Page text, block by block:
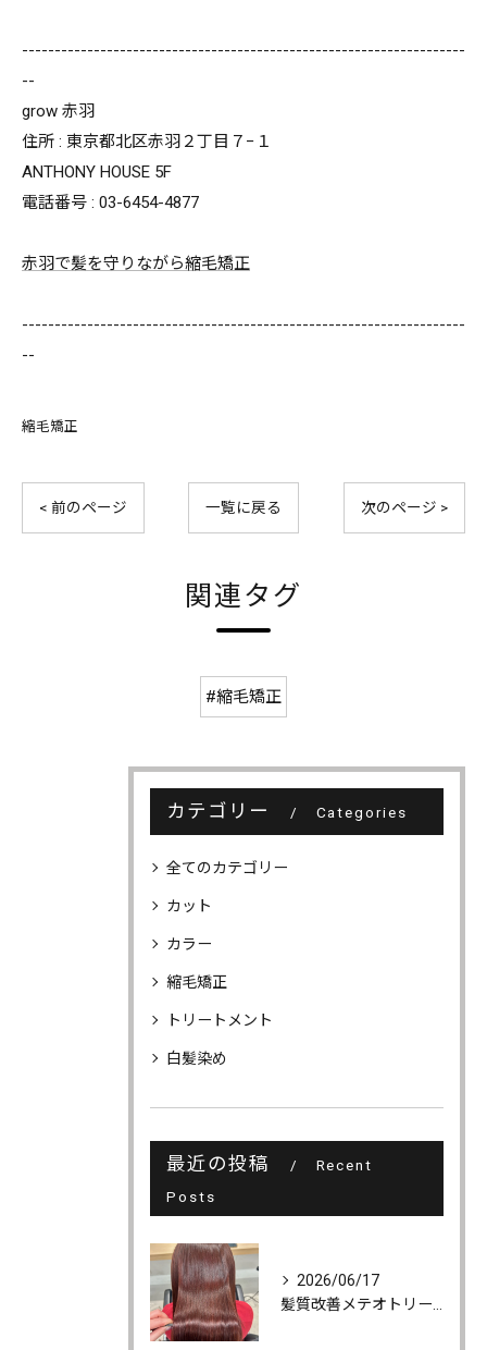
--------------------------------------------------------------------
--
grow 赤羽
住所 : 東京都北区赤羽２丁目７−１
ANTHONY HOUSE 5F
電話番号 : 03-6454-4877
赤羽で髪を守りながら縮毛矯正
--------------------------------------------------------------------
--
縮毛矯正
< 前のページ 一覧に戻る 次のページ >
関連タグ
#縮毛矯正
カテゴリー Categories
全てのカテゴリー
カット
カラー
縮毛矯正
トリートメント
白髪染め
最近の投稿
Recent
Posts
2026/06/17